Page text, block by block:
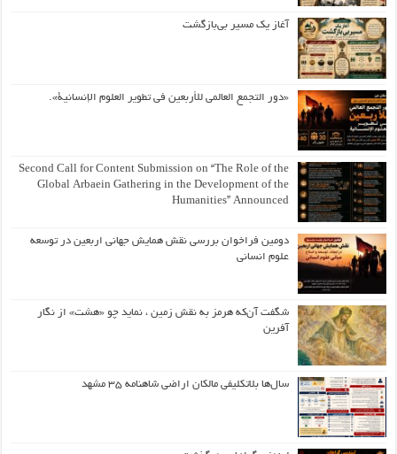
آغاز یک مسیر بی‌بازگشت
«دور التجمع العالمي للأربعين في تطوير العلوم الإنسانية».
Second Call for Content Submission on “The Role of the
Global Arbaein Gathering in the Development of the
Humanities” Announced
دومین فراخوان بررسی نقش همایش جهانی اربعین در توسعه
علوم انسانی
شگفت آن‌که هرمز به نقش زمین ، نماید چو «هشت» از نگار
آفرین
سال‌ها بلاتکلیفی مالکان اراضی شاهنامه ۳۵ مشهد